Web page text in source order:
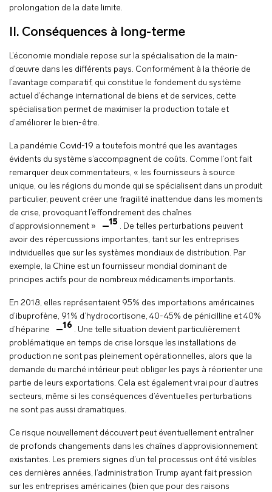
prolongation de la date limite.
II. Conséquences à long-terme
L’économie mondiale repose sur la spécialisation de la main-
d’œuvre dans les différents pays. Conformément à la théorie de
l’avantage comparatif, qui constitue le fondement du système
actuel d’échange international de biens et de services, cette
spécialisation permet de maximiser la production totale et
d’améliorer le bien-être.
La pandémie Covid-19 a toutefois montré que les avantages
évidents du système s’accompagnent de coûts. Comme l’ont fait
remarquer deux commentateurs, « les fournisseurs à source
unique, ou les régions du monde qui se spécialisent dans un produit
particulier, peuvent créer une fragilité inattendue dans les moments
de crise, provoquant l’effondrement des chaînes
d’approvisionnement »
15 . De telles perturbations peuvent
avoir des répercussions importantes, tant sur les entreprises
individuelles que sur les systèmes mondiaux de distribution. Par
exemple, la Chine est un fournisseur mondial dominant de
principes actifs pour de nombreux médicaments importants.
En 2018, elles représentaient 95% des importations américaines
d’ibuprofène, 91% d’hydrocortisone, 40-45% de pénicilline et 40%
d’héparine
16 . Une telle situation devient particulièrement
problématique en temps de crise lorsque les installations de
production ne sont pas pleinement opérationnelles, alors que la
demande du marché intérieur peut obliger les pays à réorienter une
partie de leurs exportations. Cela est également vrai pour d’autres
secteurs, même si les conséquences d’éventuelles perturbations
ne sont pas aussi dramatiques.
Ce risque nouvellement découvert peut éventuellement entraîner
de profonds changements dans les chaînes d’approvisionnement
existantes. Les premiers signes d’un tel processus ont été visibles
ces dernières années, l’administration Trump ayant fait pression
sur les entreprises américaines (bien que pour des raisons